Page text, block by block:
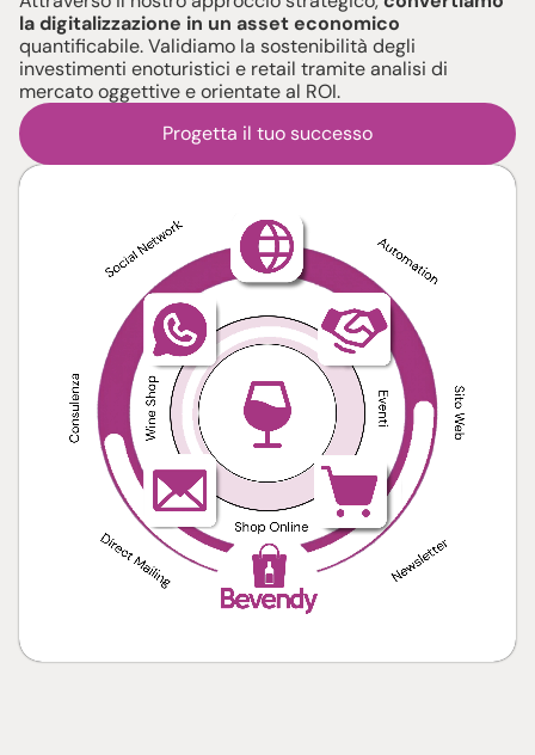
la digitalizzazione in un asseteconomico
quantificabile. Validiamo la sostenibilità degli
investimenti enoturistici e retail tramite analisi di
mercato oggettive e orientate al ROI.
Progetta il tuo successo